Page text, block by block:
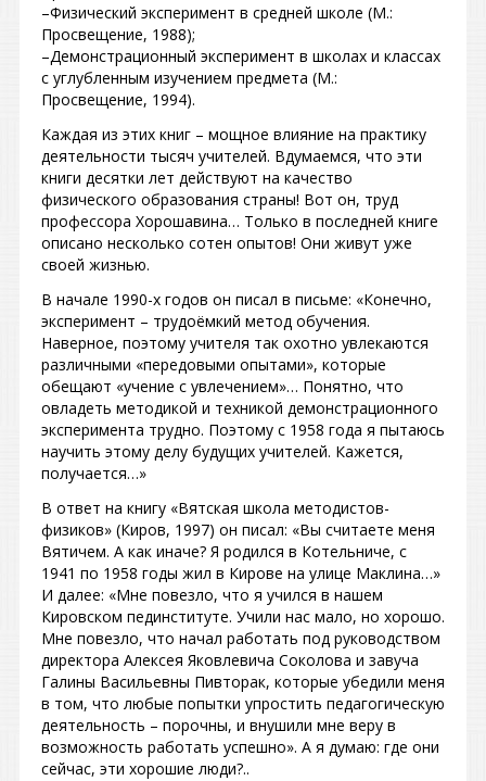
–Физический эксперимент в средней школе (М.:
Просвещение, 1988);
–Демонстрационный эксперимент в школах и классах
с углубленным изучением предмета (М.:
Просвещение, 1994).
Каждая из этих книг – мощное влияние на практику
деятельности тысяч учителей. Вдумаемся, что эти
книги десятки лет действуют на качество
физического образования страны! Вот он, труд
профессора Хорошавина… Только в последней книге
описано несколько сотен опытов! Они живут уже
своей жизнью.
В начале 1990-х годов он писал в письме: «Конечно,
эксперимент – трудоёмкий метод обучения.
Наверное, поэтому учителя так охотно увлекаются
различными «передовыми опытами», которые
обещают «учение с увлечением»… Понятно, что
овладеть методикой и техникой демонстрационного
эксперимента трудно. Поэтому с 1958 года я пытаюсь
научить этому делу будущих учителей. Кажется,
получается…»
В ответ на книгу «Вятская школа методистов-
физиков» (Киров, 1997) он писал: «Вы считаете меня
Вятичем. А как иначе? Я родился в Котельниче, с
1941 по 1958 годы жил в Кирове на улице Маклина…»
И далее: «Мне повезло, что я учился в нашем
Кировском пединституте. Учили нас мало, но хорошо.
Мне повезло, что начал работать под руководством
директора Алексея Яковлевича Соколова и завуча
Галины Васильевны Пивторак, которые убедили меня
в том, что любые попытки упростить педагогическую
деятельность – порочны, и внушили мне веру в
возможность работать успешно». А я думаю: где они
сейчас, эти хорошие люди?..